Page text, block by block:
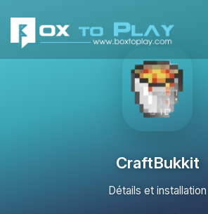
CraftBukkit
Détails et installation